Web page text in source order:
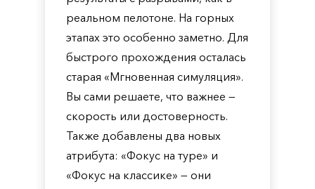
реальном пелотоне. На горных
этапах это особенно заметно. Для
быстрого прохождения осталась
старая «Мгновенная симуляция».
Вы сами решаете, что важнее —
скорость или достоверность.
Также добавлены два новых
атрибута: «Фокус на туре» и
«Фокус на классике» — они